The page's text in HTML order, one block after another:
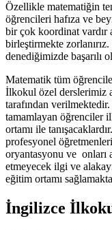
Özellikle matematiğin
öğrencileri hafıza ve
bir çok koordinat vardır
birleştirmekte
denediğimizde başarılı
Matematik tüm
İlkokul özel derslerimiz
tarafından
tamamlayan öğrenciler
ortamı ile
profesyonel
oryantasyonu ve onları
etmeyecek ilgi ve
eğitim ortamı
İngilizce